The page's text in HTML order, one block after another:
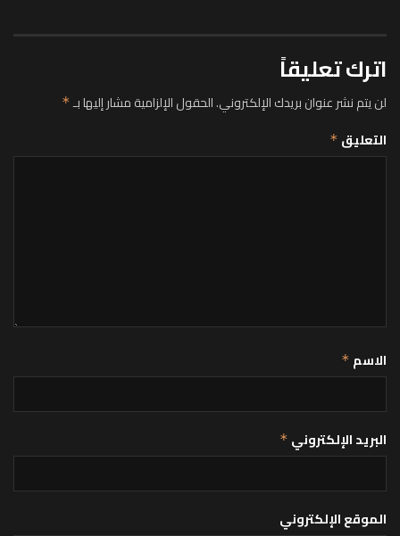
اترك تعليقاً
لن يتم نشر عنوان بريدك الإلكتروني.الحقول الإلزامية مشار إليها بـ*
التعليق *
الاسم *
البريد الإلكتروني *
الموقع الإلكتروني